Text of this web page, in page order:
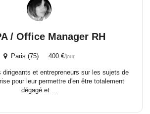
/ Office Manager RH
Paris (75) 400 €/jour
dirigeants et entrepreneurs sur les sujets de
pour leur permettre d'en être totalement
dégagé et ...